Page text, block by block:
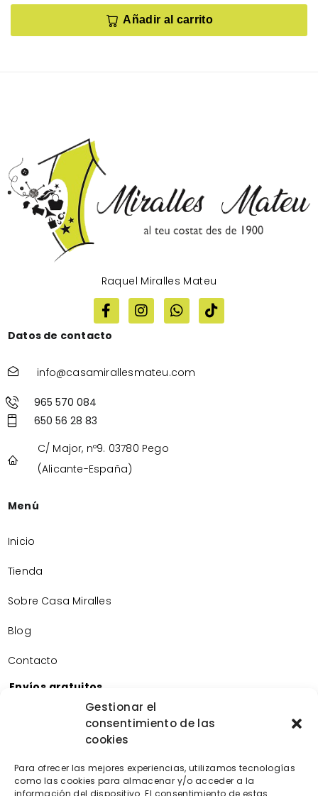
Gestionar el
consentimiento de las
cookies
Para ofrecer las mejores experiencias, utilizamos tecnologías
como las cookies para almacenar y/o acceder a la
información del dispositivo. El consentimiento de estas
Añadir al carrito
Raquel Miralles Mateu
Datos de contacto
info@casamirallesmateu.com
965 570 084
650 56 28 83
C/ Major, nº9. 03780 Pego
(Alicante-España)
Menú
Inicio
Tienda
Sobre Casa Miralles
Blog
Contacto
Envíos gratuitos
Envíos gratuitos por la compra de más de 60€.
Devoluciones gratuitas
Devoluciones gratuitas en nuestra tienda física.
Pago seguro
Tarjeta de crédito/débito.